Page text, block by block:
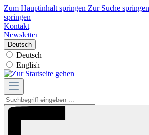
Zum Hauptinhalt springen Zur Suche springen
springen
Kontakt
Newsletter
Deutsch
Deutsch
English